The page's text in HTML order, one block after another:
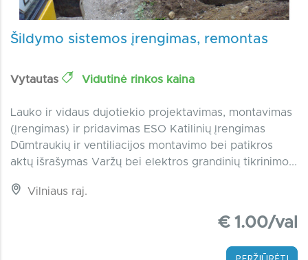
Šildymo sistemos įrengimas, remontas
Vytautas Vidutinė rinkos kaina
Lauko ir vidaus dujotiekio projektavimas, montavimas
(įrengimas) ir pridavimas ESO Katilinių įrengimas
Dūmtraukių ir ventiliacijos montavimo bei patikros
aktų išrašymas Varžų bei elektros grandinių tikrinimo...
Vilniaus raj.
€ 1.00/val